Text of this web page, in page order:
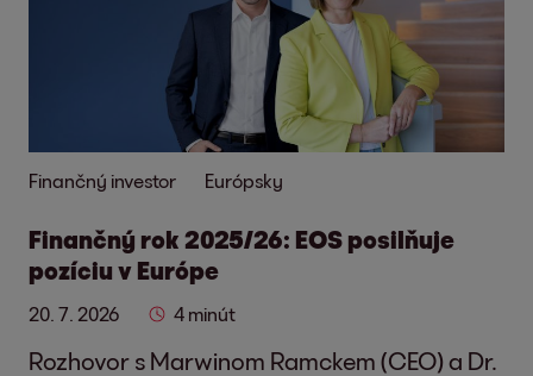
Finančný investor Európsky
Finančný rok 2025/26: EOS posilňuje
pozíciu v Európe
20. 7. 2026 4 minút
Rozhovor s Marwinom Ramckem (CEO) a Dr.